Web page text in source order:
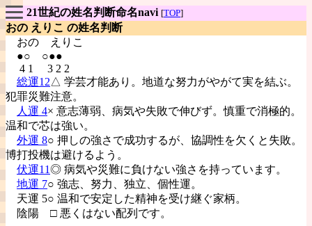
21世紀の姓名判断命名navi [TOP]
おの えりこ の姓名判断
おの
えりこ
●○ ○●●
4 1 3 2 2
総運12△ 学芸才能あり。地道な努力がやがて実を結ぶ。
犯罪災難注意。
人運 4× 意志薄弱、病気や失敗で伸びず。慎重で消極的。
温和で芯は強い。
外運 8○ 押しの強さで成功するが、協調性を欠くと失敗。
博打投機は避けるよう。
伏運11◎ 病気や災難に負けない強さを持っています。
地運 7○ 強志、努力、独立、個性運。
天運 5○ 温和で安定した精神を受け継ぐ家柄。
陰陽 □ 悪くはない配列です。